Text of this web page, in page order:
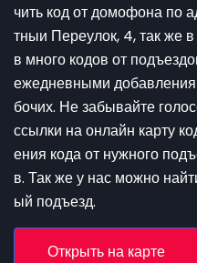
чить код от домофона по
тныи Переулок, 4, так же
в много кодов от
ежедневными
бочих. Не забывайте
ссылки на онлайн карту
ения кода от нужного
в. Так же у нас можно
ый подъезд.
Открыть на карте